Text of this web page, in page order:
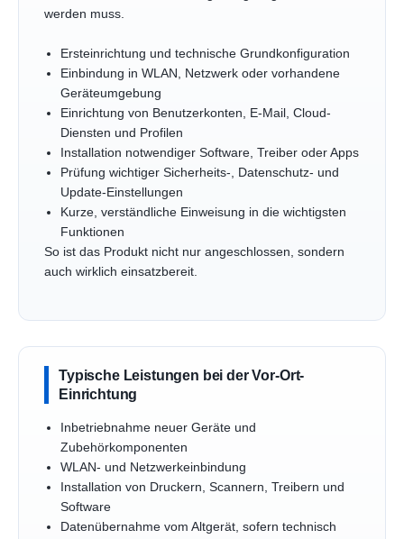
werden muss.
Ersteinrichtung und technische Grundkonfiguration
Einbindung in WLAN, Netzwerk oder vorhandene
Geräteumgebung
Einrichtung von Benutzerkonten, E-Mail, Cloud-
Diensten und Profilen
Installation notwendiger Software, Treiber oder Apps
Prüfung wichtiger Sicherheits-, Datenschutz- und
Update-Einstellungen
Kurze, verständliche Einweisung in die wichtigsten
Funktionen
So ist das Produkt nicht nur angeschlossen, sondern
auch wirklich einsatzbereit.
Typische Leistungen bei der Vor-Ort-
Einrichtung
Inbetriebnahme neuer Geräte und
Zubehörkomponenten
WLAN- und Netzwerkeinbindung
Installation von Druckern, Scannern, Treibern und
Software
Datenübernahme vom Altgerät, sofern technisch